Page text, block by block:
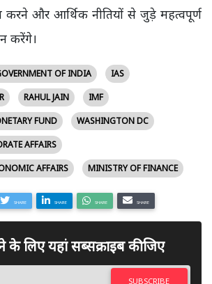
करने और आर्थिक नीतियों से जुड़े महत्वपूर्ण
करेंगे।
OF INDIA
IAS
RAHUL JAIN
IMF
FUND
WASHINGTON DC
AFFAIRS
AFFAIRS
MINISTRY OF FINANCE
SHARE SHARE SHARE SHARE
के लिए यहां सब्सक्राइब कीजिए
SUBSCRIBE